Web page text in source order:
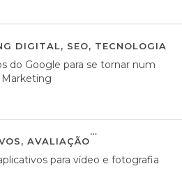
DIGITAL, SEO, TECNOLOGIA
do Google para se tornar num
, AVALIAÇÃO
para vídeo e fotografia